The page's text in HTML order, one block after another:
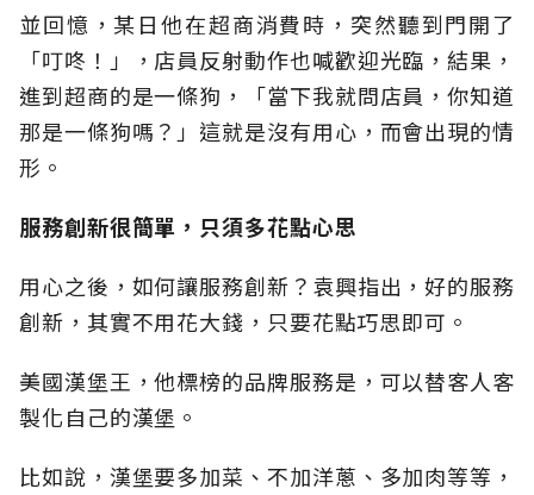
並回憶，某日他在超商消費時，突然聽到門開了
「叮咚！」，店員反射動作也喊歡迎光臨，結果，
進到超商的是一條狗，「當下我就問店員，你知道
那是一條狗嗎？」這就是沒有用心，而會出現的情
形。
服務創新很簡單，只須多花點心思
用心之後，如何讓服務創新？袁興指出，好的服務
創新，其實不用花大錢，只要花點巧思即可。
美國漢堡王，他標榜的品牌服務是，可以替客人客
製化自己的漢堡。
比如說，漢堡要多加菜、不加洋蔥、多加肉等等，